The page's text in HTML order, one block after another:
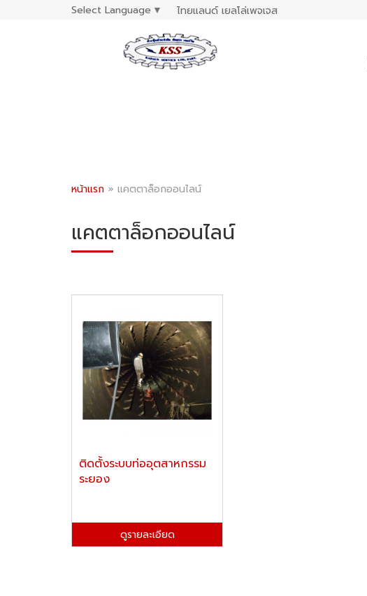
Select Language ▼ ไทยแลนด์ เยลโล่เพจเจส
หน้าแรก » แคตตาล็อกออนไลน์
แคตตาล็อกออนไลน์
ติดตั้งระบบท่ออุตสาหกรรม
ระยอง
ดูรายละเอียด